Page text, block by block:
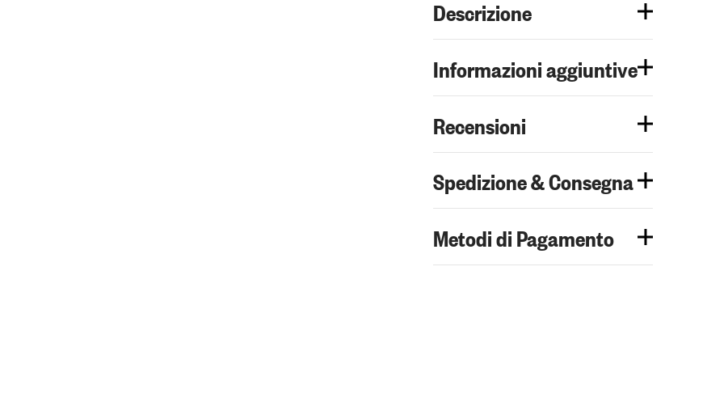
Descrizione
Informazioni aggiuntive
Recensioni
Spedizione & Consegna
Metodi di Pagamento